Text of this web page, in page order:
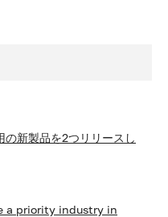
の新製品を2つリリースし
a priority industry in